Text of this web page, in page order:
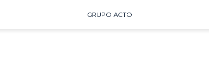
GRUPO ACTO